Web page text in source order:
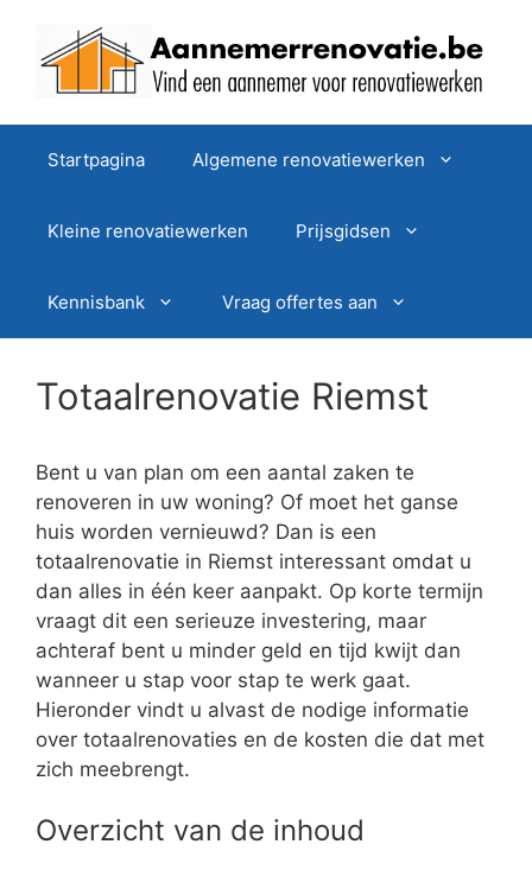
Startpagina Algemene renovatiewerken
Kleine renovatiewerken Prijsgidsen
Kennisbank Vraag offertes aan
Totaalrenovatie Riemst
Bent u van plan om een aantal zaken te
renoveren in uw woning? Of moet het ganse
huis worden vernieuwd? Dan is een
totaalrenovatie in Riemst interessant omdat u
dan alles in één keer aanpakt. Op korte termijn
vraagt dit een serieuze investering, maar
achteraf bent u minder geld en tijd kwijt dan
wanneer u stap voor stap te werk gaat.
Hieronder vindt u alvast de nodige informatie
over totaalrenovaties en de kosten die dat met
zich meebrengt.
Overzicht van de inhoud